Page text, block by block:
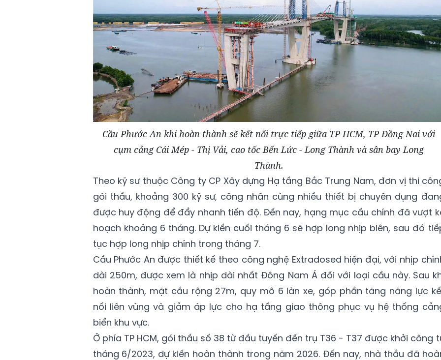
Cầu Phước An khi hoàn thành sẽ kết nối trực tiếp giữa TP HCM, TP Đồng Nai với
cụm cảng Cái Mép - Thị Vải, cao tốc Bến Lức - Long Thành và sân bay Long
Thành.
Theo kỹ sư thuộc Công ty CP Xây dựng Hạ tầng Bắc Trung Nam, đơn vị thi
gói thầu, khoảng 300 kỹ sư, công nhân cùng nhiều thiết bị chuyên dụng
được huy động để đẩy nhanh tiến độ. Đến nay, hạng mục cầu chính đã vượt
hoạch khoảng 6 tháng. Dự kiến cuối tháng 6 sẽ hợp long nhịp biên, sau đó
tục hợp long nhịp chính trong tháng 7.
Cầu Phước An được thiết kế theo công nghệ Extradosed hiện đại, với nhịp
dài 250m, được xem là nhịp dài nhất Đông Nam Á đối với loại cầu này. Sau
hoàn thành, mặt cầu rộng 27m, quy mô 6 làn xe, góp phần tăng năng lực
nối liên vùng và giảm áp lực cho hạ tầng giao thông phục vụ hệ thống
biển khu vực.
Ở phía TP HCM, gói thầu số 38 từ đầu tuyến đến trụ T36 - T37 được khởi công
tháng 6/2023, dự kiến hoàn thành trong năm 2026. Đến nay, nhà thầu đã